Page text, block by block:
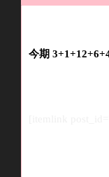
今期 3+1+12+6